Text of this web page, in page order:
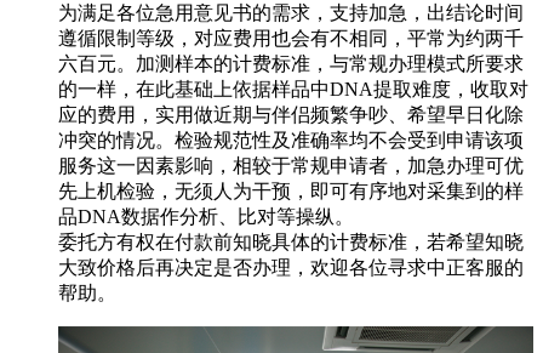
为满足各位急用意见书的需求，支持加急，出结论时间
遵循限制等级，对应费用也会有不相同，平常为约两千
六百元。加测样本的计费标准，与常规办理模式所要求
的一样，在此基础上依据样品中DNA提取难度，收取对
应的费用，实用做近期与伴侣频繁争吵、希望早日化除
冲突的情况。检验规范性及准确率均不会受到申请该项
服务这一因素影响，相较于常规申请者，加急办理可优
先上机检验，无须人为干预，即可有序地对采集到的样
品DNA数据作分析、比对等操纵。
委托方有权在付款前知晓具体的计费标准，若希望知晓
大致价格后再决定是否办理，欢迎各位寻求中正客服的
帮助。